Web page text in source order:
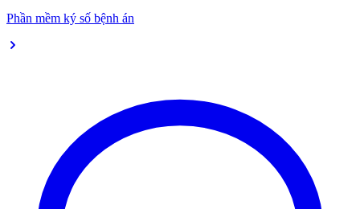
Phần mềm ký số bệnh án